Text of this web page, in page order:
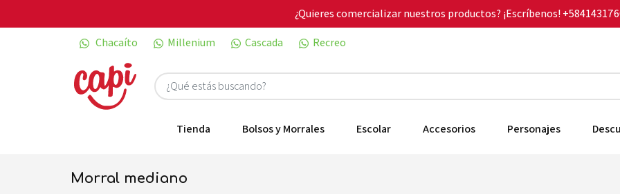
¿Quieres comercializar nuestros productos? ¡Escríbenos!
Chacaíto
Millenium Cascada Recreo
Tienda Bolsos y Morrales Escolar Accesorios Personajes
morral mediano